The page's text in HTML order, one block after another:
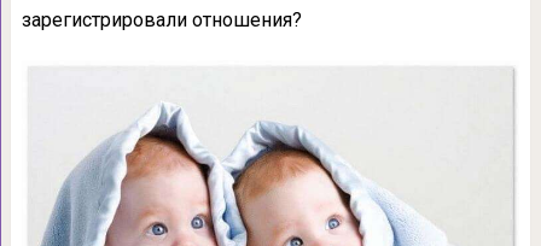
зарегистрировали отношения?